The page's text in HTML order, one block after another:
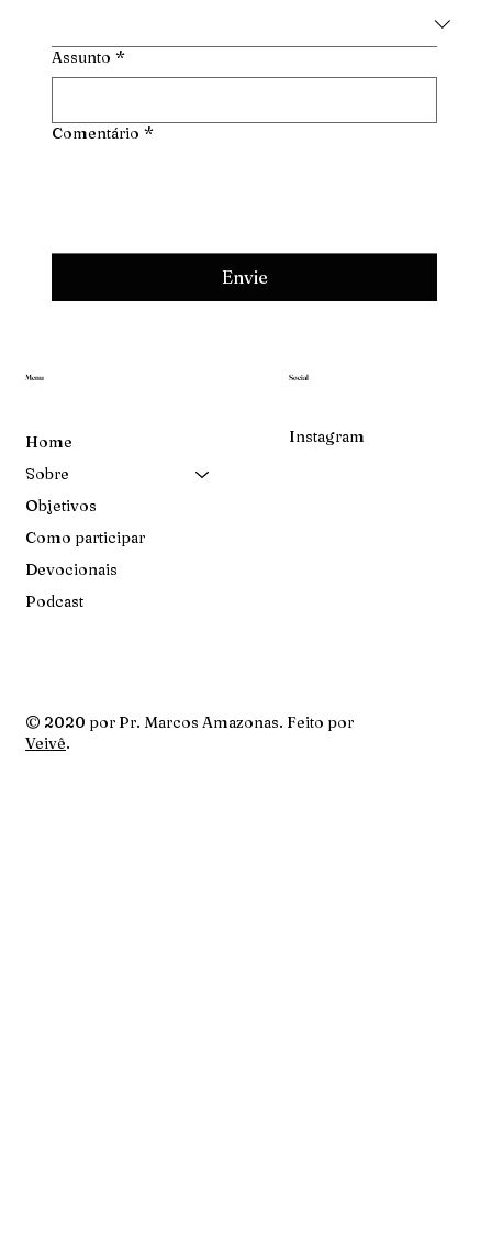
Menu
Home
Sobre
Objetivos
Como participar
Devocionais
Podcast
Social
Instagram
Assunto *
Comentário *
Envie
© 2020 por Pr. Marcos Amazonas. Feito por
Veivê.